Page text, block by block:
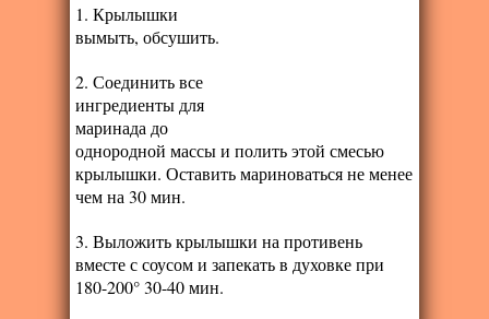
1. Крылышки
вымыть, обсушить.
2. Соединить все
ингредиенты для
маринада до
однородной массы и полить этой смесью
крылышки. Оставить мариноваться не менее
чем на 30 мин.
3. Выложить крылышки на противень
вместе с соусом и запекать в духовке при
180-200° 30-40 мин.